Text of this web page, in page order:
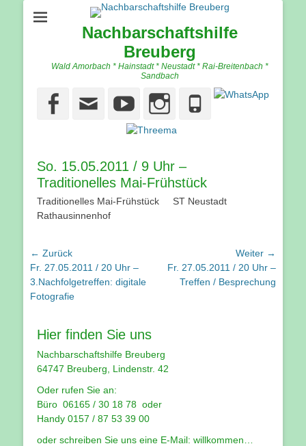
Nachbarschaftshilfe
Breuberg
Wald Amorbach * Hainstadt * Neustadt * Rai-Breitenbach *
Sandbach
Facebook
EmailYouTube
Instagram
Phone
So. 15.05.2011 / 9 Uhr –
Traditionelles Mai-Frühstück
Traditionelles Mai-Frühstück ST Neustadt
Rathausinnenhof
Beitragsnavigation
← Zurück
Vorhergehender
Beitrag:
Fr. 27.05.2011 / 20 Uhr –
3.Nachfolgetreffen: digitale
Fotografie
Weiter →
Nächster
Beitrag:
Fr. 27.05.2011 / 20 Uhr –
Treffen / Besprechung
Hier finden Sie uns
Nachbarschaftshilfe Breuberg
64747 Breuberg, Lindenstr. 42
Oder rufen Sie an:
Büro 06165 / 30 18 78 oder
Handy 0157 / 87 53 39 00
oder schreiben Sie uns eine E-Mail: willkommen…